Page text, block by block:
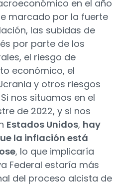
en el año
marcado por la fuerte
las subidas de
por parte de los
el riesgo de
económico, el
y otros riesgos
nos situamos en el
de 2022, y si nos
Estados Unidos, hay
la inflación está
, lo que implicaría
Federal estaría más
del proceso alcista de